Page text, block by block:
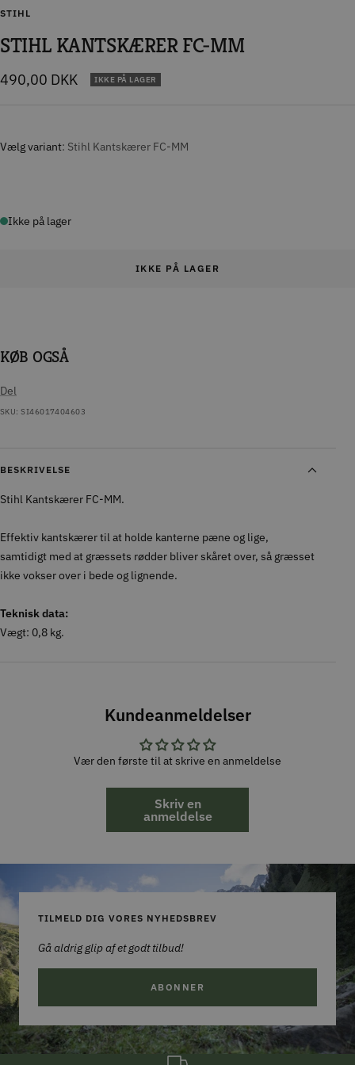
STIHL
STIHL KANTSKÆRER FC-MM
Tilbudspris
490,00 DKK IKKE PÅ LAGER
Vælg variant Stihl Kantskærer FC-MM
Ikke på lager
IKKE PÅ LAGER
KØB OGSÅ
Del
SKU:SI46017404603
BESKRIVELSE
Stihl Kantskærer FC-MM.
Effektiv kantskærer til at holde kanterne pæne og lige,
samtidigt med at græssets rødder bliver skåret over, så græsset
ikke vokser over i bede og lignende.
Teknisk data:
Vægt: 0,8 kg.
Kundeanmeldelser
Vær den første til at skrive en anmeldelse
Skriv en
anmeldelse
TILMELD DIG VORES NYHEDSBREV
Gå aldrig glip af et godt tilbud!
ABONNER